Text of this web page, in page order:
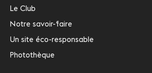
Le Club
Notre savoir-faire
Un site éco-responsable
Photothèque